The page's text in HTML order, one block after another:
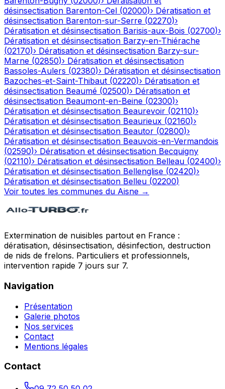
désinsectisation Barenton-Cel (02000)› Dératisation et
désinsectisation Barenton-sur-Serre (02270)›
Dératisation et désinsectisation Barisis-aux-Bois (02700)›
Dératisation et désinsectisation Barzy-en-Thiérache
(02170)› Dératisation et désinsectisation Barzy-sur-
Marne (02850)› Dératisation et désinsectisation
Bassoles-Aulers (02380)› Dératisation et désinsectisation
Bazoches-et-Saint-Thibaut (02220)› Dératisation et
désinsectisation Beaumé (02500)› Dératisation et
désinsectisation Beaumont-en-Beine (02300)›
Dératisation et désinsectisation Beaurevoir (02110)›
Dératisation et désinsectisation Beaurieux (02160)›
Dératisation et désinsectisation Beautor (02800)›
Dératisation et désinsectisation Beauvois-en-Vermandois
(02590)› Dératisation et désinsectisation Becquigny
(02110)› Dératisation et désinsectisation Belleau (02400)›
Dératisation et désinsectisation Bellenglise (02420)›
Dératisation et désinsectisation Belleu (02200)
Voir toutes les communes du Aisne →
Extermination de nuisibles partout en France :
dératisation, désinsectisation, désinfection, destruction
de nids de frelons. Particuliers et professionnels,
intervention rapide 7 jours sur 7.
Navigation
Présentation
Galerie photos
Nos services
Contact
Mentions légales
Contact